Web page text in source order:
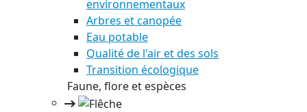
environnementaux
Arbres et canopée
Eau potable
Qualité de l'air et des sols
Transition écologique
Faune, flore et espèces